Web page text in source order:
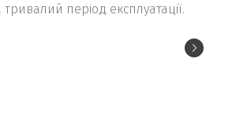
період експлуатації.